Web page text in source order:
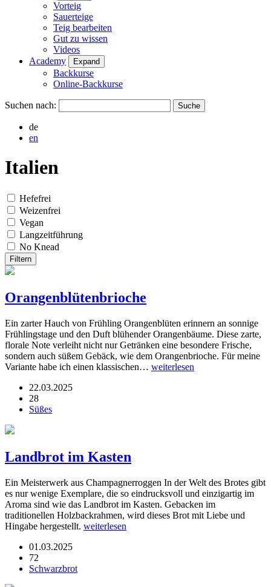
Vorteig
Sauerteige
Teig bearbeiten
Gut zu wissen
Videos
Academy
Expand
Backkurse
Online-Backkurse
Suchen nach:
de
en
Italien
Hefefrei
Weizenfrei
Vegan
Langzeitführung
No Knead
Filtern
Orangenblütenbrioche
Ein zarter Hauch von Frühling Orangenblüten erinnern an sonnige
Frühlingstage und den Duft blühender Orangenbäume. Diese zarte,
florale Note verleiht nicht nur Getränken eine besondere Frische,
sondern auch süßem Gebäck, wie dem Orangenbrioche. Für meine
Variante habe ich einen klassischen… weiterlesen
22.03.2025
28
Süßes
Landbrot im Kasten
Ein Meisterwerk aus Champagnerroggen In der Welt des Brotes gibt
es nur wenige Exemplare, die so eindrucksvoll und einzigartig im
Aroma sind wie das Landbrot im Kasten. Gebacken im
traditionellen Holzbackrahmen, wird dieses Brot mit Liebe und
Hingabe hergestellt. weiterlesen
01.03.2025
72
Schwarzbrot